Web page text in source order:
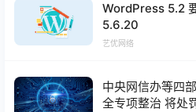
WordPress 5.2
5.6.20
艺优网络
中央网信办等四
全专项整治 将处